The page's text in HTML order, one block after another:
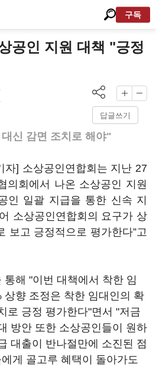
구독
공인 지원 대책 "긍정
답글쓰기
신 감면 조치로 해야"
자] 소상공인연합회는 지난 27
의회에서 나온 소상공인 지원
인 일괄 지급을 통한 신속 지
소상공인연합회의 요구가 상
보고 긍정적으로 평가한다”고
통해 "이번 대책에서 착한 임
상향 조정은 착한 임대인의 확
로 긍정 평가한다"면서 "저금
방안 또한 소상공인들이 원하
대출이 반나절만에 소진된 점
게 골고루 혜택이 돌아가도